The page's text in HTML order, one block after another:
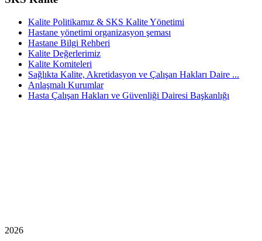
Kalite Politikamız & SKS Kalite Yönetimi
Hastane yönetimi organizasyon şeması
Hastane Bilgi Rehberi
Kalite Değerlerimiz
Kalite Komiteleri
Sağlıkta Kalite, Akretidasyon ve Çalışan Hakları Daire ...
Anlaşmalı Kurumlar
Hasta Çalışan Hakları ve Güvenliği Dairesi Başkanlığı
2026